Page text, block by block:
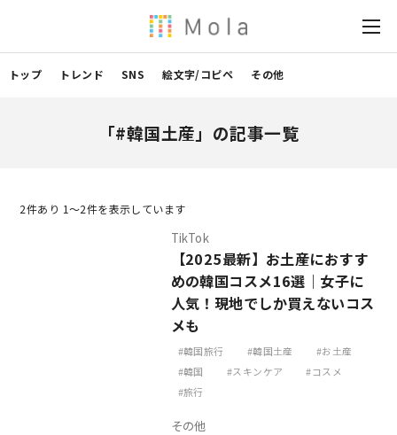
トップ トレンド SNS 絵文字/コピペ その他
「#韓国土産」の記事一覧
2件あり 1〜2件を表示しています
TikTok
【2025最新】お土産におすす
めの韓国コスメ16選｜女子に
人気！現地でしか買えないコス
メも
韓国旅行 韓国土産
お土産
韓国
スキンケア
コスメ
旅行
その他